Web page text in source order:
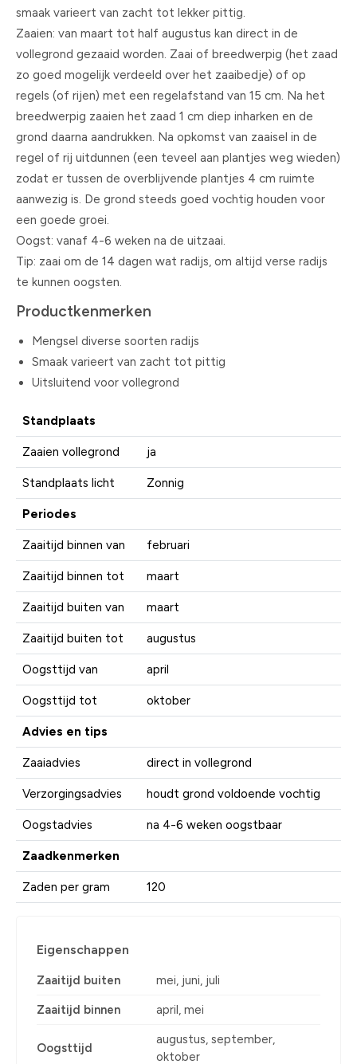
smaak varieert van zacht tot lekker pittig.
Zaaien: van maart tot half augustus kan direct in de
vollegrond gezaaid worden. Zaai of breedwerpig (het zaad
zo goed mogelijk verdeeld over het zaaibedje) of op
regels (of rijen) met een regelafstand van 15 cm. Na het
breedwerpig zaaien het zaad 1 cm diep inharken en de
grond daarna aandrukken. Na opkomst van zaaisel in de
regel of rij uitdunnen (een teveel aan plantjes weg wieden)
zodat er tussen de overblijvende plantjes 4 cm ruimte
aanwezig is. De grond steeds goed vochtig houden voor
een goede groei.
Oogst: vanaf 4-6 weken na de uitzaai.
Tip: zaai om de 14 dagen wat radijs, om altijd verse radijs
te kunnen oogsten.
Productkenmerken
Mengsel diverse soorten radijs
Smaak varieert van zacht tot pittig
Uitsluitend voor vollegrond
Standplaats
Zaaien vollegrond ja
Standplaats licht Zonnig
Periodes
Zaaitijd binnen van februari
Zaaitijd binnen tot maart
Zaaitijd buiten van maart
Zaaitijd buiten tot augustus
Oogsttijd van april
Oogsttijd tot oktober
Advies en tips
Zaaiadvies direct in vollegrond
Verzorgingsadvies houdt grond voldoende vochtig
Oogstadvies na 4-6 weken oogstbaar
Zaadkenmerken
Zaden per gram 120
Eigenschappen
Zaaitijd buiten mei, juni, juli
Zaaitijd binnen april, mei
Oogsttijd
augustus, september,
oktober